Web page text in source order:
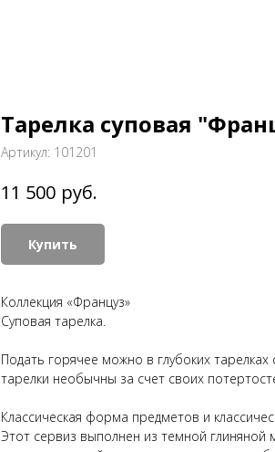
Тарелка суповая
Артикул: 101201
11 500 руб.
Купить
Коллекция «Француз»
Суповая тарелка.
Подать горячее можно в глубоких
тарелки необычны за счет своих
Классическая форма предметов и
Этот сервиз выполнен из темной глиняной